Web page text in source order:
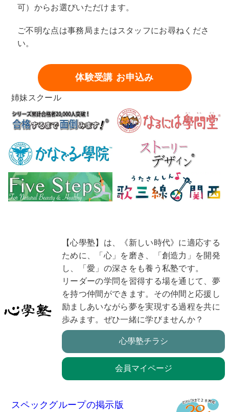
可）からお選びいただけます。
ご不明な点は事務局またはスタッフにお尋ねくださ
い。
体験受講 お申込み
姉妹スクール
【心學塾】は、《新しい時代》に適応する
ために、「心」を磨き、「創造力」を開発
し、「愛」の深さをも養う私塾です。
リーダーの学問を習得する場を通じて、夢
を持つ仲間ができます。その仲間と応援し
励ましあいながら夢を実現する過程を共に
歩みます。ぜひ一緒に学びませんか？
心學塾チラシ
会員マイページ
スペックグループの掲示版